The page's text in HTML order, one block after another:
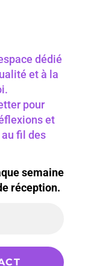
dédié
et à la
pour
et
fil des
semaine
réception.